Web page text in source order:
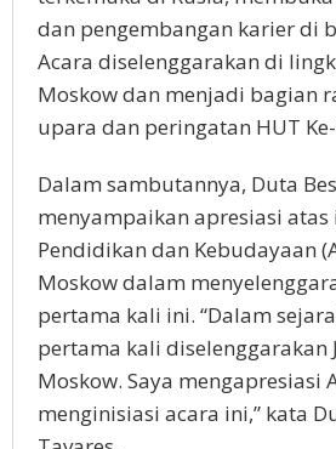
dan pengembangan karier di
Acara diselenggarakan di
Moskow dan menjadi bagian
upara dan peringatan HUT Ke-
Dalam sambutannya, Duta
menyampaikan apresiasi
Pendidikan dan Kebudayaan
Moskow dalam
pertama kali ini. “Dalam
pertama kali diselenggarakan
Moskow. Saya mengapresiasi
menginisiasi acara ini,” kata